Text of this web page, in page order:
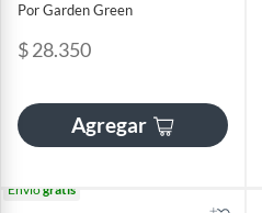
Por Garden Green
$ 28.350
Agregar
Envíogratis